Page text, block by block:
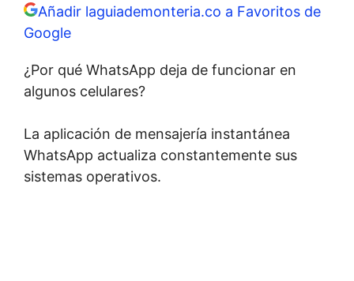
Añadir laguiademonteria.co a Favoritos de
Google
¿Por qué WhatsApp deja de funcionar en
algunos celulares?
La aplicación de mensajería instantánea
WhatsApp actualiza constantemente sus
sistemas operativos.